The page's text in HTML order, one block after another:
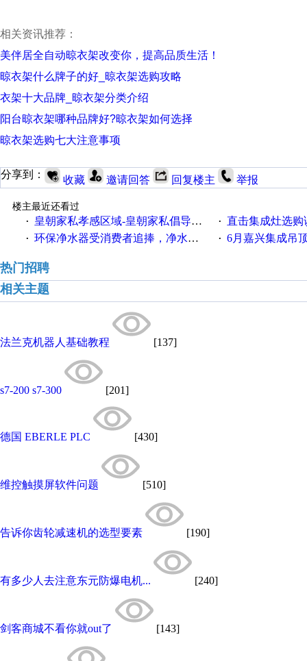
相关资讯推荐：
美伴居全自动晾衣架改变你，提高品质生活！
晾衣架什么牌子的好_晾衣架选购攻略
衣架十大品牌_晾衣架分类介绍
阳台晾衣架哪种品牌好?晾衣架如何选择
晾衣架选购七大注意事项
分享到： 收藏 邀请回答 回复楼主 举报
楼主最近还看过
·
皇朝家私孝感区域-皇朝家私倡导“三厅文化” · 直击集成灶选购误区！这
· 环保净水器受消费者追捧，净水器行业成最大赢家 · 6月嘉兴集成吊顶展
热门招聘
相关主题
法兰克机器人基础教程 [137]
s7-200 s7-300 [201]
德国 EBERLE PLC [430]
维控触摸屏软件问题 [510]
告诉你齿轮减速机的选型要素 [190]
有多少人去注意东元防爆电机... [240]
剑客商城不看你就out了 [143]